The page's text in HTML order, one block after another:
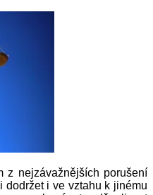
z nejzávažnějších porušení
dodržet i ve vztahu k jinému